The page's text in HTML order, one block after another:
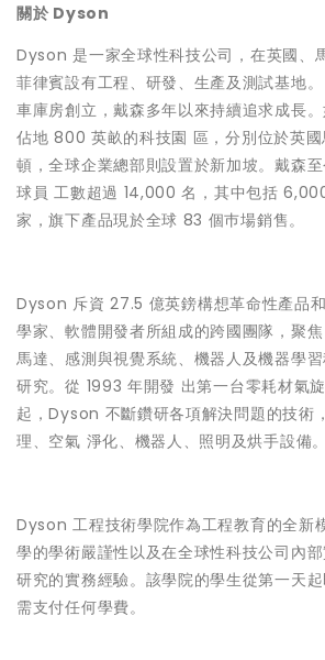
關於 Dyson
Dyson 是一家全球性科技公司，在英國、
菲律賓設有工程、研發、生產及測試基地
車庫房創立，戴森多年以來持續追求成長
佔地 800 英畝的科技園 區，分別位於英
頓，全球企業總部則設置於新加坡。戴森
球員 工數超過 14,000 名，其中包括
家，旗下產品現於全球 83 個巿場銷售。
Dyson 斥資 27.5 億英鎊構想革命性產品
學家、軟體開發者所組成的跨國團隊，聚
馬達、感測與視覺系統、機器人及機器學
研究。從 1993 年開發 出第一台零耗材氣旋
起，Dyson 不斷鑽研各項解決問題的技術
理、空氣 淨化、機器人、照明及烘手設備。
Dyson 工程技術學院作為工程教育的全新
學的學術嚴謹性以及在全球性科技公司內
研究的實務經驗。該學院的學生從第一天
需支付任何學費。